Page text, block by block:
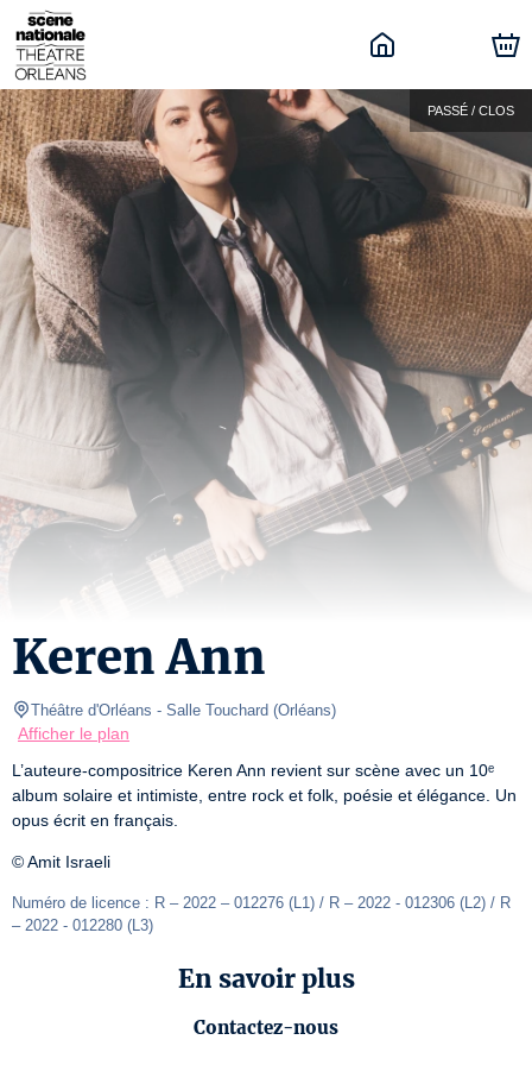
PASSÉ / CLOS
Keren Ann
Théâtre d'Orléans - Salle Touchard (Orléans)
Afficher le plan
L’auteure-compositrice Keren Ann revient sur scène avec un 10ᵉ
album solaire et intimiste, entre rock et folk, poésie et élégance. Un
opus écrit en français.
© Amit Israeli
Numéro de licence : R – 2022 – 012276 (L1) / R – 2022 - 012306 (L2) / R
– 2022 - 012280 (L3)
En savoir plus
Contactez-nous